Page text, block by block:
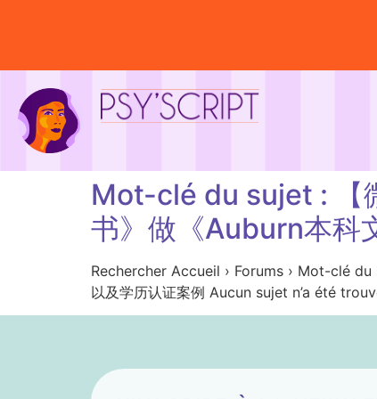
Mot-clé du sujet : 【
书》做《Auburn本科
Rechercher Accueil › Forums › Mot-clé du
以及学历认证案例 Aucun sujet n’a été